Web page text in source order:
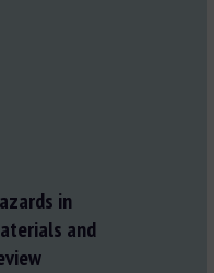
in
and